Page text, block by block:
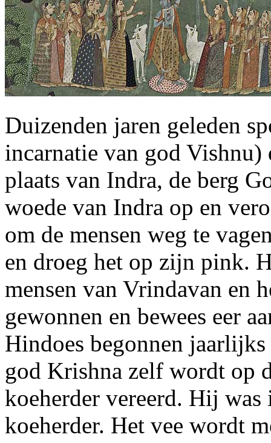
Duizenden jaren geleden
incarnatie van god Vishnu)
plaats van Indra, de berg
woede van Indra op en
om de mensen weg te
en droeg het op zijn pink.
mensen van Vrindavan en
gewonnen en bewees eer
Hindoes begonnen
god Krishna zelf wordt op
koeherder vereerd. Hij
koeherder. Het vee wordt